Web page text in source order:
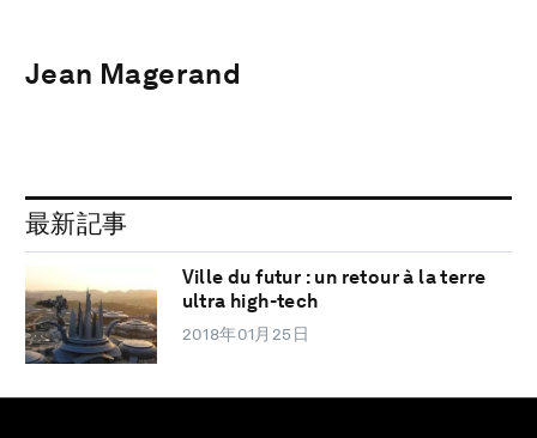
Jean Magerand
最新記事
Ville du futur : un retour à la terre
ultra high-tech
2018年01月25日